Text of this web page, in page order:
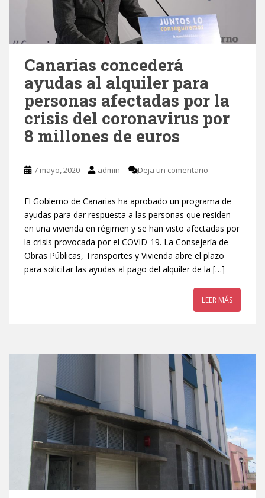
Canarias concederá
ayudas al alquiler para
personas afectadas por la
crisis del coronavirus por
8 millones de euros
7 mayo, 2020 admin Deja un comentario
El Gobierno de Canarias ha aprobado un programa de
ayudas para dar respuesta a las personas que residen
en una vivienda en régimen y se han visto afectadas por
la crisis provocada por el COVID-19. La Consejería de
Obras Públicas, Transportes y Vivienda abre el plazo
para solicitar las ayudas al pago del alquiler de la […]
LEER MÁS